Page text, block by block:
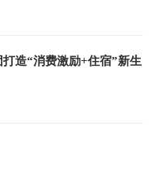
造“消费激励+住宿”新生